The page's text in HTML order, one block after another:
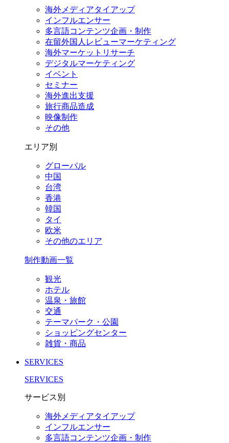
海外メディアタイアップ
インフルエンサー
多言語コンテンツ企画・制作
在留外国⼈レビューマーケティング
海外マーケットリサーチ
デジタルマーケティング
イベント
セミナー
海外進出支援
旅行商品造成
映像制作
その他
エリア別
グローバル
中国
台湾
香港
韓国
タイ
欧米
その他のエリア
制作動画一覧
観光
ホテル
温泉・旅館
交通
テーマパーク・公園
ショッピングセンター
雑貨・商品
SERVICES
SERVICES
サービス別
海外メディアタイアップ
インフルエンサー
多言語コンテンツ企画・制作